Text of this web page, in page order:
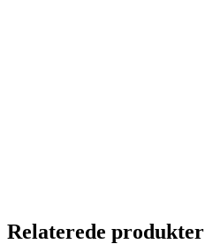
Relaterede produkter